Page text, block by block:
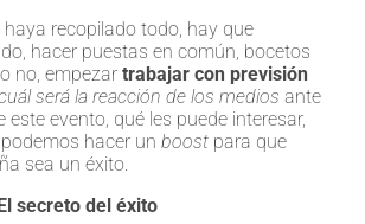
haya recopilado todo, hay que
hacer puestas en común, bocetos
no, empezar trabajar con previsión
será la reacción de los medios ante
este evento, qué les puede interesar,
hacer un boost para que
sea un éxito.
secreto del éxito